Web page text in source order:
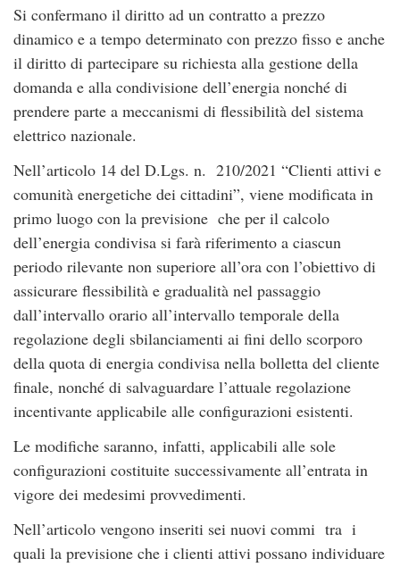
Si confermano il diritto ad un contratto a prezzo
dinamico e a tempo determinato con prezzo fisso e anche
il diritto di partecipare su richiesta alla gestione della
domanda e alla condivisione dell’energia nonché di
prendere parte a meccanismi di flessibilità del sistema
elettrico nazionale.
Nell’articolo 14 del D.Lgs. n. 210/2021 “Clienti attivi e
comunità energetiche dei cittadini”, viene modificata in
primo luogo con la previsione che per il calcolo
dell’energia condivisa si farà riferimento a ciascun
periodo rilevante non superiore all’ora con l’obiettivo di
assicurare flessibilità e gradualità nel passaggio
dall’intervallo orario all’intervallo temporale della
regolazione degli sbilanciamenti ai fini dello scorporo
della quota di energia condivisa nella bolletta del cliente
finale, nonché di salvaguardare l’attuale regolazione
incentivante applicabile alle configurazioni esistenti.
Le modifiche saranno, infatti, applicabili alle sole
configurazioni costituite successivamente all’entrata in
vigore dei medesimi provvedimenti.
Nell’articolo vengono inseriti sei nuovi commi tra i
quali la previsione che i clienti attivi possano individuare